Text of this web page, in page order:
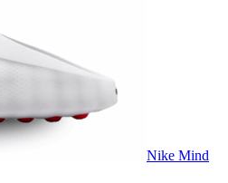
Nike Mind